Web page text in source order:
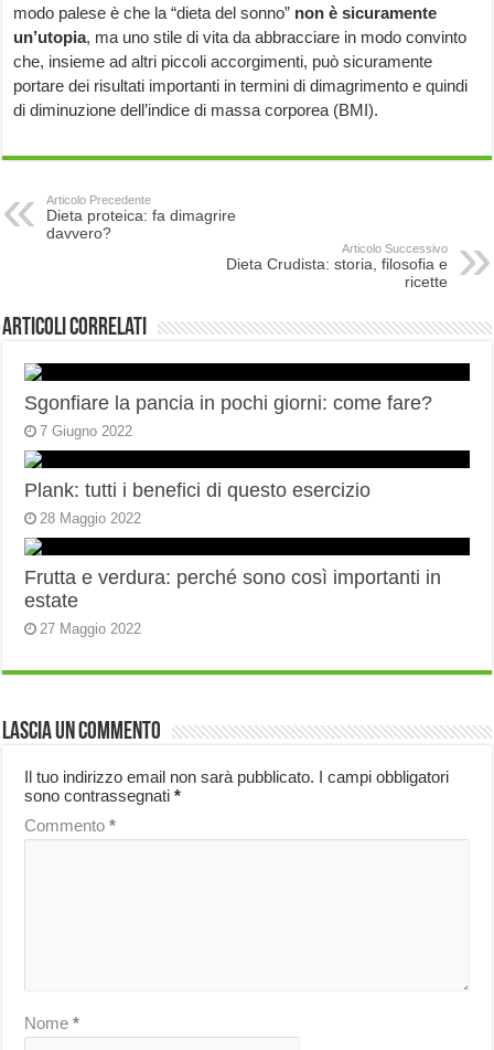
modo palese è che la “dieta del sonno” non è sicuramente
un’utopia, ma uno stile di vita da abbracciare in modo convinto
che, insieme ad altri piccoli accorgimenti, può sicuramente
portare dei risultati importanti in termini di dimagrimento e quindi
di diminuzione dell’indice di massa corporea (BMI).
Articolo Precedente
Dieta proteica: fa dimagrire
davvero?
Articolo Successivo
Dieta Crudista: storia, filosofia e
ricette
Articoli correlati
Sgonfiare la pancia in pochi giorni: come fare?
7 Giugno 2022
Plank: tutti i benefici di questo esercizio
28 Maggio 2022
Frutta e verdura: perché sono così importanti in
estate
27 Maggio 2022
Lascia un commento
Il tuo indirizzo email non sarà pubblicato. I campi obbligatori
sono contrassegnati*
Commento*
Nome*